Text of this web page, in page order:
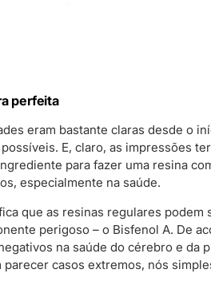
perfeita
eram bastante claras desde o
E, claro, as impressões
para fazer uma resina
especialmente na saúde.
que as resinas regulares
perigoso – o Bisfenol A. De
na saúde do cérebro e da
parecer casos extremos, nós